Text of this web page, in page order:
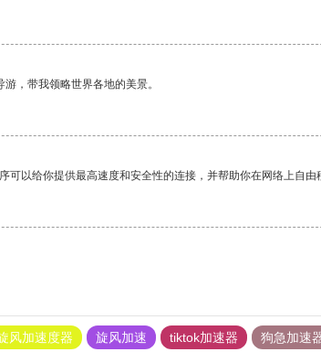
，带我领略世界各地的美景。
可以给你提供最高速度和安全性的连接，并帮助你在网络上自由
风加速度器 旋风加速 tiktok加速器 狗急加速